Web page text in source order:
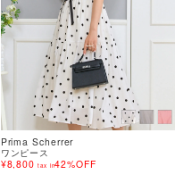
Prima Scherrer
ワンピース
¥8,800 tax in42%OFF